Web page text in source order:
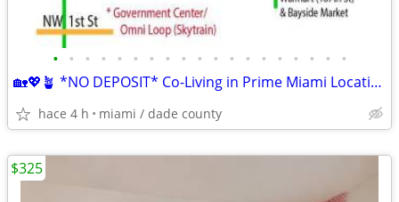
• • • • • • • • • • • • • • • • • • •
🏡💖🪴 *NO DEPOSIT* Co-Living in Prime Miami Location ✨📍🚺
hace 4 h miami / dade county
$325